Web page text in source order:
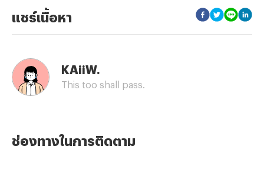
แชร์เนื้อหา
KAiiW.
This too shall pass.
ช่องทางในการติดตาม